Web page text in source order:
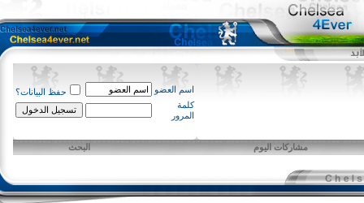
اسم العضو
حفظ البيانات؟
كلمة
المرور
مشاركات اليوم البحث